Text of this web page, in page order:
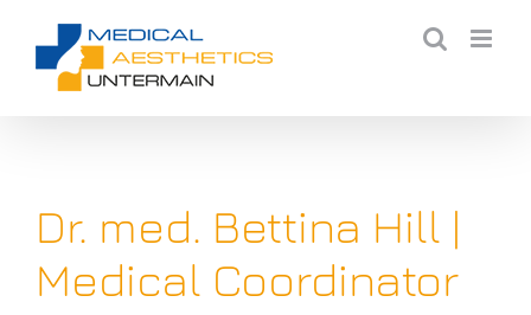
Inhalt
springen
Dr. med. Bettina Hill |
Medical Coordinator